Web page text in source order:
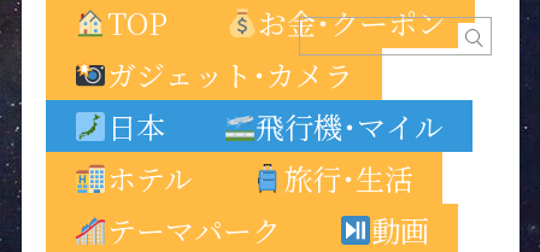
TOP
お金･クーポン
ガジェット･カメラ
日本
飛行機･マイル
ホテル
旅行･生活
テーマパーク
動画